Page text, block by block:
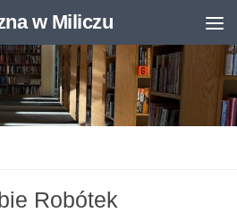
w Miliczu
Robótek